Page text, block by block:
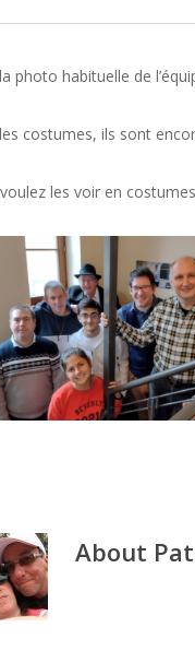
photo habituelle de
costumes, ils sont
les voir en
About